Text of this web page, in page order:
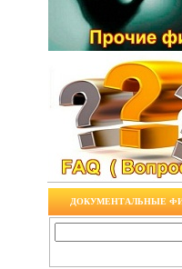
ДОКУМЕНТАЛЬНЫЕ